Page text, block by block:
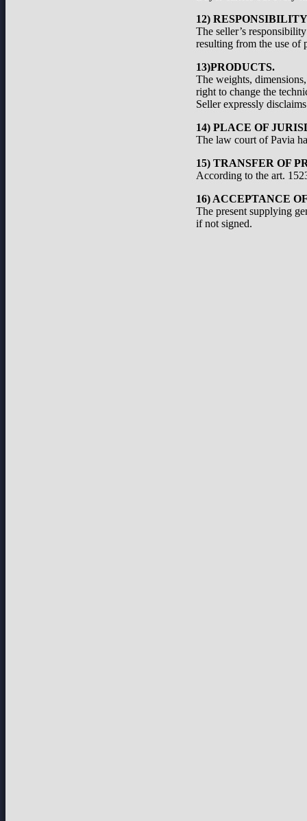
12)
The seller’s
resulting from the use of
13)PRODUCTS.
The weights,
right to change the
Seller expressly
14) PLACE OF
The law court of Pavia
15) TRANSFER OF
According to the art.
16) ACCEPTANCE
The present supplying
if not signed.